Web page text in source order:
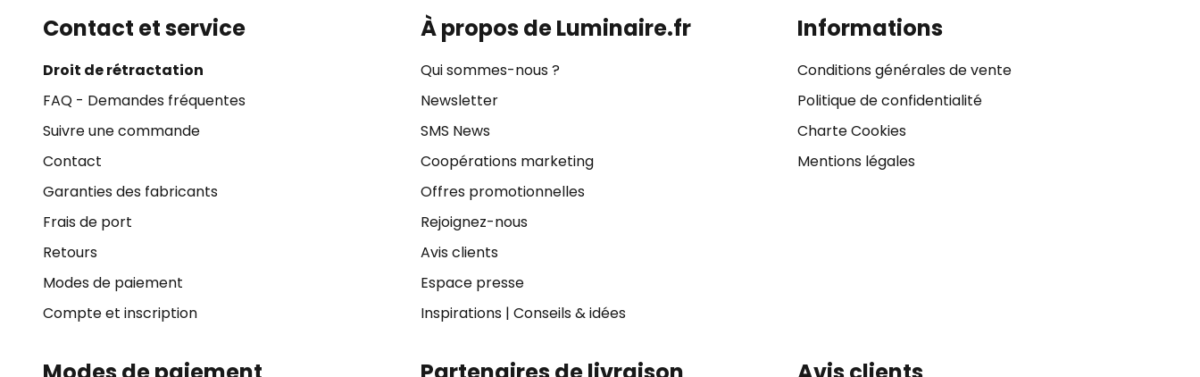
Contact et service
Droit de rétractation
FAQ - Demandes fréquentes
Suivre une commande
Contact
Garanties des fabricants
Frais de port
Retours
Modes de paiement
Compte et inscription
À propos de Luminaire.fr
Qui sommes-nous ?
Newsletter
SMS News
Coopérations marketing
Offres promotionnelles
Rejoignez-nous
Avis clients
Espace presse
Inspirations| Conseils & idées
Informations
Conditions générales de vente
Politique de confidentialité
Charte Cookies
Mentions légales